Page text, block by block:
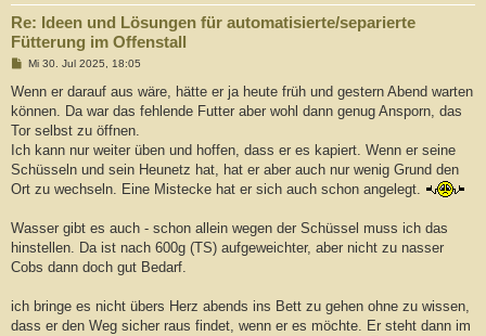
Re: Ideen und Lösungen für automatisierte/separierte
Fütterung im Offenstall
B
i
r
a
Mi 30. Jul 2025, 18:05
Wenn er darauf aus wäre, hätte er ja heute früh und gestern Abend warten
können. Da war das fehlende Futter aber wohl dann genug Ansporn, das
Tor selbst zu öffnen.
Ich kann nur weiter üben und hoffen, dass er es kapiert. Wenn er seine
Schüsseln und sein Heunetz hat, hat er aber auch nur wenig Grund den
Ort zu wechseln. Eine Mistecke hat er sich auch schon angelegt.
Wasser gibt es auch - schon allein wegen der Schüssel muss ich das
hinstellen. Da ist nach 600g (TS) aufgeweichter, aber nicht zu nasser
Cobs dann doch gut Bedarf.
ich bringe es nicht übers Herz abends ins Bett zu gehen ohne zu wissen,
dass er den Weg sicher raus findet, wenn er es möchte. Er steht dann im